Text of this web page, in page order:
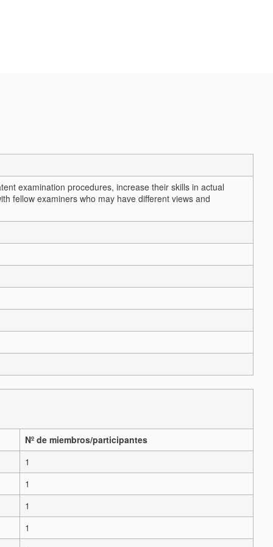
examination procedures, increase their skills in actual
fellow examiners who may have different views and
Nº de miembros/participantes
1
1
1
1